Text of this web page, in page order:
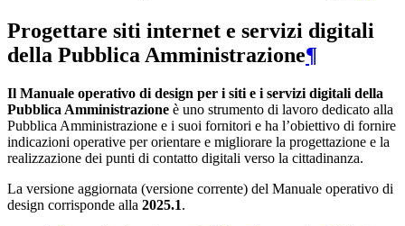
Progettare siti internet e servizi digitali
della Pubblica Amministrazione¶
Il Manuale operativo di design per i siti e i servizi digitali della
Pubblica Amministrazione è uno strumento di lavoro dedicato alla
Pubblica Amministrazione e i suoi fornitori e ha l’obiettivo di fornire
indicazioni operative per orientare e migliorare la progettazione e la
realizzazione dei punti di contatto digitali verso la cittadinanza.
La versione aggiornata (versione corrente) del Manuale operativo di
design corrisponde alla 2025.1.